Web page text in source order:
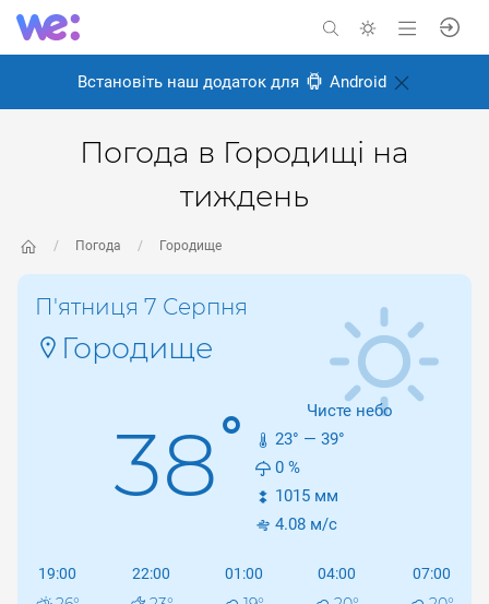
Встановіть наш додаток для Android
Погода в Городищі на
тиждень
Погода Городище
П'ятниця 7 Серпня
Городище
38°
Чисте небо
23° — 39°
0 %
1015 мм
4.08 м/с
19:00 22:00 01:00 04:00 07:00